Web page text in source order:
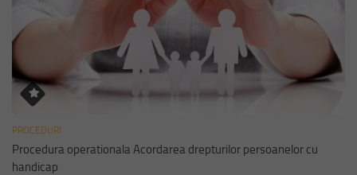
PROCEDURI
Procedura operationala Acordarea drepturilor persoanelor cu
handicap